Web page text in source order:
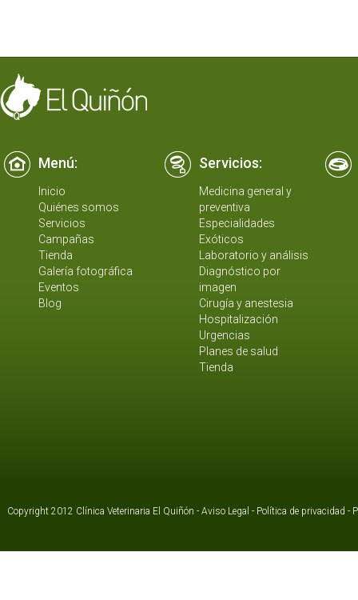
Menú: Servicios:
Inicio
Quiénes somos
Servicios
Campañas
Tienda
Galería fotográfica
Eventos
Blog
Medicina general y
preventiva
Especialidades
Exóticos
Laboratorio y análisis
Diagnóstico por
imagen
Cirugía y anestesia
Hospitalización
Urgencias
Planes de salud
Tienda
Copyright 2012 Clínica Veterinaria El Quiñón - Aviso Legal - Política de privacidad -